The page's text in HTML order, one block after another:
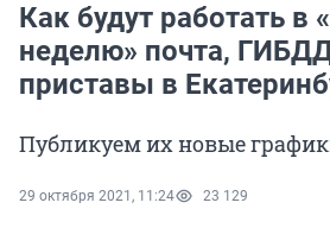
Как будут работать в
неделю» почта,
приставы в
Публикуем их новые
29 октября 2021, 11:24 23 129